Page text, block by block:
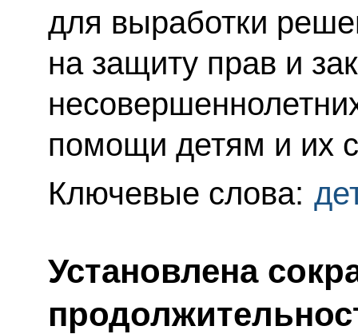
для выработки
на защиту прав и
помощи детям и их
Ключевые слова:
Установлена